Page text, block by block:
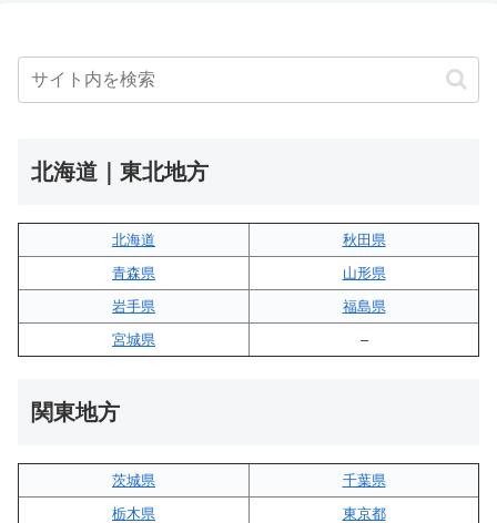
北海道｜東北地方
北海道
秋田県
青森県
山形県
岩手県
福島県
宮城県
–
関東地方
茨城県
千葉県
栃木県
東京都